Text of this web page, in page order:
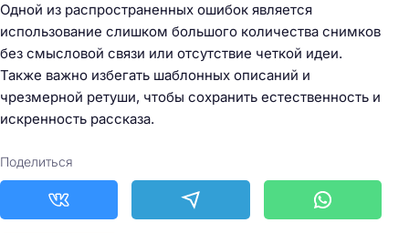
Одной из распространенных ошибок является
использование слишком большого количества снимков
без смысловой связи или отсутствие четкой идеи.
Также важно избегать шаблонных описаний и
чрезмерной ретуши, чтобы сохранить естественность и
искренность рассказа.
Поделиться